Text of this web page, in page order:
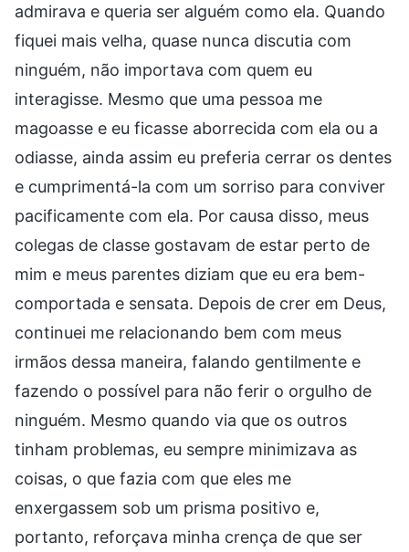
admirava e queria ser alguém como ela. Quando
fiquei mais velha, quase nunca discutia com
ninguém, não importava com quem eu
interagisse. Mesmo que uma pessoa me
magoasse e eu ficasse aborrecida com ela ou a
odiasse, ainda assim eu preferia cerrar os dentes
e cumprimentá-la com um sorriso para conviver
pacificamente com ela. Por causa disso, meus
colegas de classe gostavam de estar perto de
mim e meus parentes diziam que eu era bem-
comportada e sensata. Depois de crer em Deus,
continuei me relacionando bem com meus
irmãos dessa maneira, falando gentilmente e
fazendo o possível para não ferir o orgulho de
ninguém. Mesmo quando via que os outros
tinham problemas, eu sempre minimizava as
coisas, o que fazia com que eles me
enxergassem sob um prisma positivo e,
portanto, reforçava minha crença de que ser